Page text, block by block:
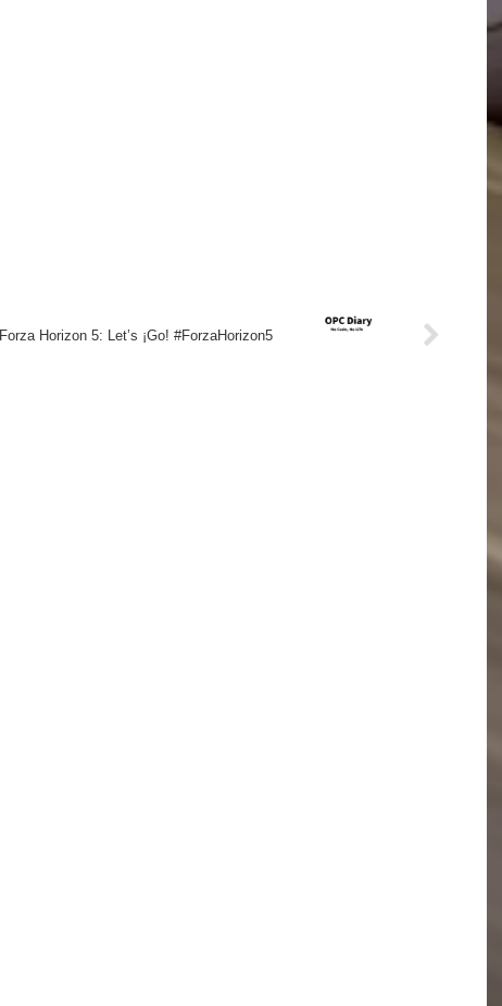
Forza Horizon 5: Let’s ¡Go! #ForzaHorizon5